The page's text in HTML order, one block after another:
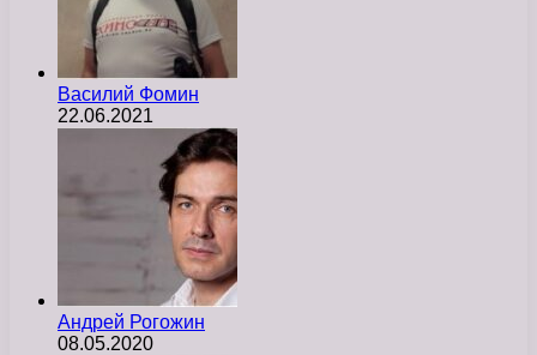
Василий Фомин
22.06.2021
Андрей Рогожин
08.05.2020